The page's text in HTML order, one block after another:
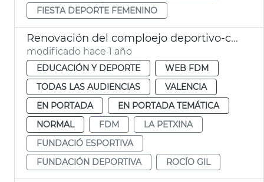
FIESTA DEPORTE FEMENINO
Renovación del comploejo deportivo-cultural La Petxina
modificado hace 1 año
EDUCACIÓN Y DEPORTE
WEB FDM
TODAS LAS AUDIENCIAS
VALENCIA
EN PORTADA
EN PORTADA TEMÁTICA
NORMAL
FDM
LA PETXINA
FUNDACIÓ ESPORTIVA
FUNDACIÓN DEPORTIVA
ROCÍO GIL